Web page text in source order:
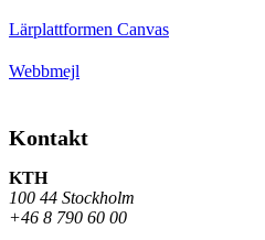
Lärplattformen Canvas
Webbmejl
Kontakt
KTH
100 44 Stockholm
+46 8 790 60 00